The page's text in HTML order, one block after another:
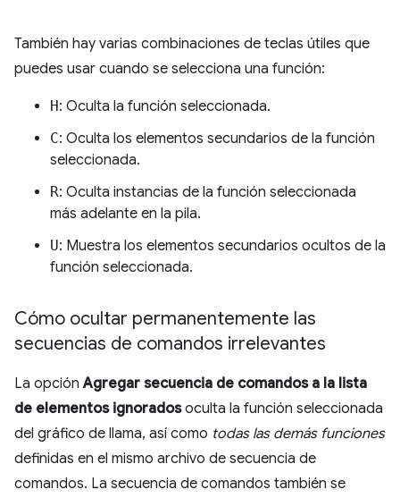
También hay varias combinaciones de teclas útiles que
puedes usar cuando se selecciona una función:
H: Oculta la función seleccionada.
C: Oculta los elementos secundarios de la función
seleccionada.
R: Oculta instancias de la función seleccionada
más adelante en la pila.
U: Muestra los elementos secundarios ocultos de la
función seleccionada.
Cómo ocultar permanentemente las
secuencias de comandos irrelevantes
La opciónAgregar secuencia de comandos a la lista
de elementos ignoradosoculta la función seleccionada
del gráfico de llama, así como todas las demás funciones
definidas en el mismo archivo de secuencia de
comandos. La secuencia de comandos también se